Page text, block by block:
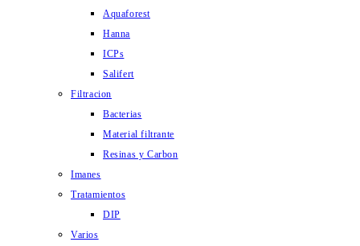
Aquaforest
Hanna
ICPs
Salifert
Filtracion
Bacterias
Material filtrante
Resinas y Carbon
Imanes
Tratamientos
DIP
Varios